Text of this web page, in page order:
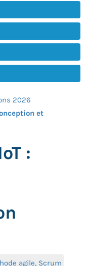
2026
et
:
agile, Scrum